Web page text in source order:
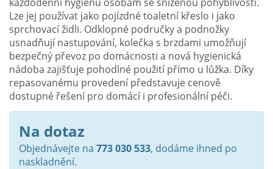
Lze jej používat jako pojízdné toaletní křeslo i jako
sprchovací židli. Odklopné područky a podnožky
usnadňují nastupování, kolečka s brzdami umožňují
bezpečný převoz po domácnosti a nová hygienická
nádoba zajišťuje pohodlné použití přímo u lůžka. Díky
repasovanému provedení představuje cenově
dostupné řešení pro domácí i profesionální péči.
Na dotaz
Objednávejte na 773 030 533, dodáme ihned po
naskladnění.